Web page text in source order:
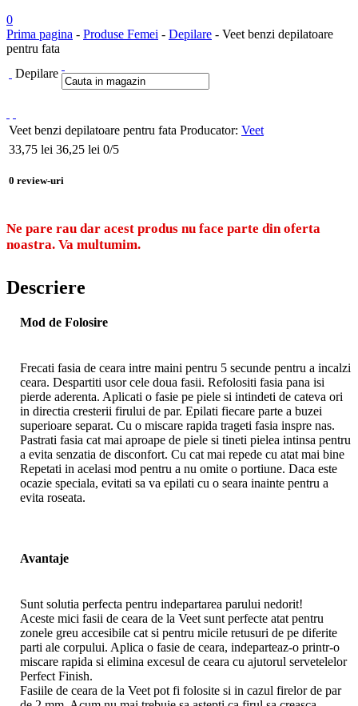
0
Prima pagina - Produse Femei - Depilare - Veet benzi depilatoare
pentru fata
Depilare
Veet benzi depilatoare pentru fata Producator: Veet
33,75 lei 36,25 lei 0/5
0 review-uri
Ne pare rau dar acest produs nu face parte din oferta
noastra. Va multumim.
Descriere
Mod de Folosire
Frecati fasia de ceara intre maini pentru 5 secunde pentru a incalzi
ceara. Despartiti usor cele doua fasii. Refolositi fasia pana isi
pierde aderenta. Aplicati o fasie pe piele si intindeti de cateva ori
in directia cresterii firului de par. Epilati fiecare parte a buzei
superioare separat. Cu o miscare rapida trageti fasia inspre nas.
Pastrati fasia cat mai aproape de piele si tineti pielea intinsa pentru
a evita senzatia de disconfort. Cu cat mai repede cu atat mai bine
Repetati in acelasi mod pentru a nu omite o portiune. Daca este
ocazie speciala, evitati sa va epilati cu o seara inainte pentru a
evita roseata.
Avantaje
Sunt solutia perfecta pentru indepartarea parului nedorit!
Aceste mici fasii de ceara de la Veet sunt perfecte atat pentru
zonele greu accesibile cat si pentru micile retusuri de pe diferite
parti ale corpului. Aplica o fasie de ceara, indeparteaz-o printr-o
miscare rapida si elimina excesul de ceara cu ajutorul servetelelor
Perfect Finish.
Fasiile de ceara de la Veet pot fi folosite si in cazul firelor de par